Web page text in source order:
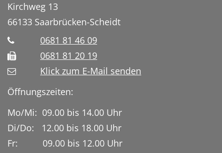
Kirchweg 13
66133 Saarbrücken-Scheidt
0681 81 46 09
0681 81 20 19
Klick zum E-Mail senden
Öffnungszeiten:
Mo/Mi: 09.00 bis 14.00 Uhr
Di/Do: 12.00 bis 18.00 Uhr
Fr: 09.00 bis 12.00 Uhr